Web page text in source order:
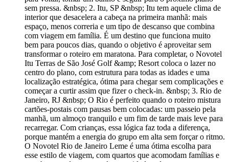
sem pressa. &nbsp; 2. Itu, SP &nbsp; Itu tem aquele clima de
interior que desacelera a cabeça na primeira manhã: mais
espaço, menos correria e um tipo de descanso que combina
com viagem em família. É um destino que funciona muito
bem para poucos dias, quando o objetivo é aproveitar sem
transformar o roteiro em maratona. Para completar, o Novotel
Itu Terras de São José Golf &amp; Resort coloca o lazer no
centro do plano, com estrutura para todas as idades e uma
localização estratégica, ótima para chegar sem complicações e
começar a curtir assim que fizer o check-in. &nbsp; 3. Rio de
Janeiro, RJ &nbsp; O Rio é perfeito quando o roteiro mistura
cartões-postais com pausas bem colocadas: um passeio pela
manhã, um almoço tranquilo e um fim de tarde mais leve para
recarregar. Com crianças, essa lógica faz toda a diferença,
porque mantém a energia do grupo em alta sem forçar o ritmo.
O Novotel Rio de Janeiro Leme é uma ótima escolha para
esse estilo de viagem, com quartos que acomodam famílias e